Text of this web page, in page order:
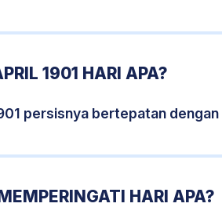
1901 HARI APA?
persisnya bertepatan dengan
HARI APA?